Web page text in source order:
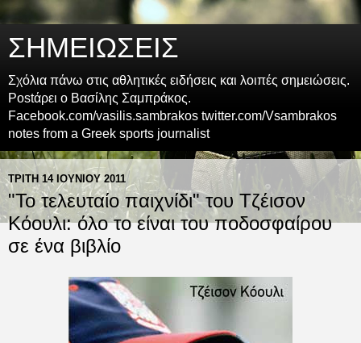
ΣΗΜΕΙΩΣΕΙΣ
Σχόλια πάνω στις αθλητικές ειδήσεις και λοιπές σημειώσεις.
Postάρει ο Βασίλης Σαμπράκος.
Facebook.com/vasilis.sambrakos twitter.com/Vsambrakos
notes from a Greek sports journalist
ΤΡΊΤΗ 14 ΙΟΥΝΊΟΥ 2011
"Το τελευταίο παιχνίδι" του Τζέισον
Κόουλι: όλο το είναι του ποδοσφαίρου
σε ένα βιβλίο